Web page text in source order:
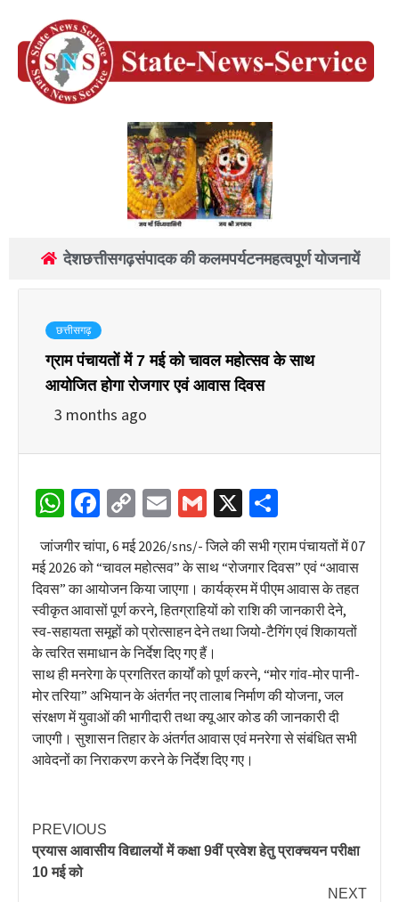
देशछत्तीसगढ़संपादक की कलमपर्यटनमहत्वपूर्ण योजनायें
छत्तीसगढ़
ग्राम पंचायतों में 7 मई को चावल महोत्सव के साथ
आयोजित होगा रोजगार एवं आवास दिवस
3 months ago
WhatsApp
Facebook
CopyEmailGmail
X
जांजगीर चांपा, 6 मई 2026/sns/- जिले की सभी ग्राम पंचायतों में 07
मई 2026 को “चावल महोत्सव” के साथ “रोजगार दिवस” एवं “आवास
दिवस” का आयोजन किया जाएगा। कार्यक्रम में पीएम आवास के तहत
स्वीकृत आवासों पूर्ण करने, हितग्राहियों को राशि की जानकारी देने,
स्व-सहायता समूहों को प्रोत्साहन देने तथा जियो-टैगिंग एवं शिकायतों
के त्वरित समाधान के निर्देश दिए गए हैं।
साथ ही मनरेगा के प्रगतिरत कार्यों को पूर्ण करने, “मोर गांव-मोर पानी-
मोर तरिया” अभियान के अंतर्गत नए तालाब निर्माण की योजना, जल
संरक्षण में युवाओं की भागीदारी तथा क्यू आर कोड की जानकारी दी
जाएगी। सुशासन तिहार के अंतर्गत आवास एवं मनरेगा से संबंधित सभी
आवेदनों का निराकरण करने के निर्देश दिए गए।
PREVIOUS
प्रयास आवासीय विद्यालयों में कक्षा 9वीं प्रवेश हेतु प्राक्चयन परीक्षा
10 मई को
NEXT